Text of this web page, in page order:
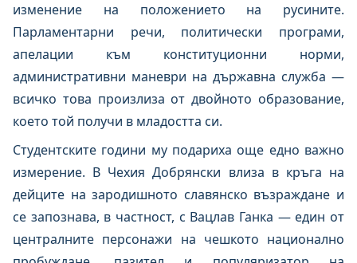
изменение на положението на русините.
Парламентарни речи, политически програми,
апелации към конституционни норми,
административни маневри на държавна служба —
всичко това произлиза от двойното образование,
което той получи в младостта си.
Студентските години му подариха още едно важно
измерение. В Чехия Добрянски влиза в кръга на
дейците на зародишното славянско възраждане и
се запознава, в частност, с Вацлав Ганка — един от
централните персонажи на чешкото национално